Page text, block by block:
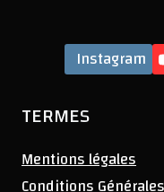
Instagram
TERMES
Mentions légales
Conditions